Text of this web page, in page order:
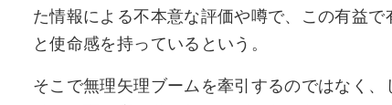
た情報による不本意な評価や噂で、この有益
と使命感を持っているという。
そこで無理矢理ブームを牽引するのではなく